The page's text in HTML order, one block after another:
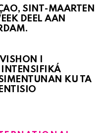
SINT-MAARTEN
DEEL AAN
I
KU TA